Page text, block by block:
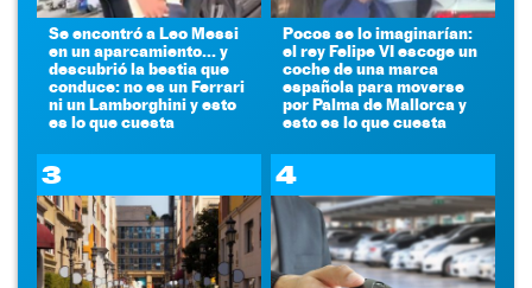
Se encontró a Leo Messi
en un aparcamiento... y
descubrió la bestia que
conduce: no es un Ferrari
ni un Lamborghini y esto
es lo que cuesta
Pocos se lo imaginarían:
el rey Felipe VI escoge un
coche de una marca
española para moverse
por Palma de Mallorca y
esto es lo que cuesta
3 4